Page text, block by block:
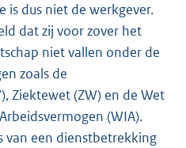
is dus niet de werkgever.
dat zij voor zover het
niet vallen onder de
zoals de
Ziektewet (ZW) en de Wet
(WIA).
van een dienstbetrekking